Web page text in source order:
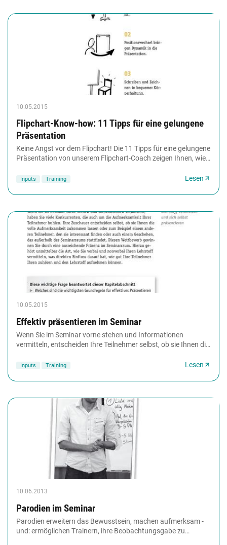
10.05.2015
Flipchart-Know-how: 11 Tipps für eine gelungene
Präsentation
Keine Angst vor dem Flipchart! Die 11 Tipps für eine gelungene
Präsentation von unserem Flipchart-Coach zeigen Ihnen, wie
Inputs Training Lesen
10.05.2015
Effektiv präsentieren im Seminar
Wenn Sie im Seminar vorne stehen und Informationen
vermitteln, entscheiden Ihre Teilnehmer selbst, ob sie Ihnen die
Inputs Training Lesen
10.06.2013
Parodien im Seminar
Parodien erweitern das Bewusstsein, machen aufmerksam -
und: ermöglichen Trainern, ihre Beobachtungsgabe zu